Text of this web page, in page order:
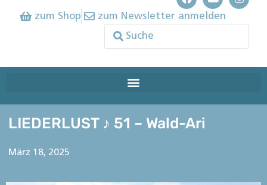
zum Shop zum Newsletter anmelden
LIEDERLUST ♪ 51 – Wald-Ari
März 18, 2025